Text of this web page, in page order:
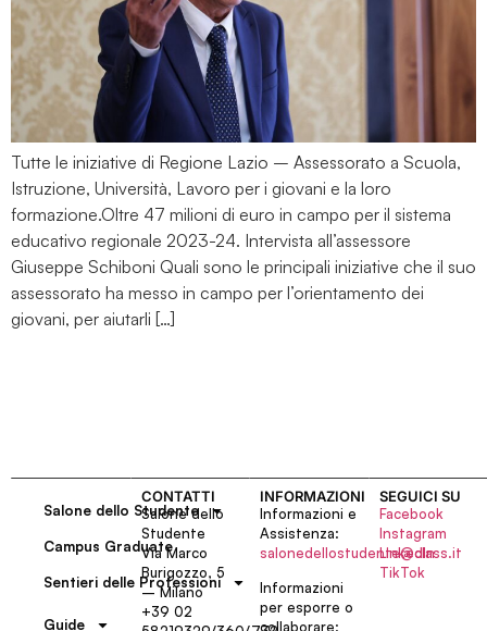
Tutte le iniziative di Regione Lazio – Assessorato a Scuola,
Istruzione, Università, Lavoro per i giovani e la loro
formazione.Oltre 47 milioni di euro in campo per il sistema
educativo regionale 2023-24. Intervista all’assessore
Giuseppe Schiboni Quali sono le principali iniziative che il suo
assessorato ha messo in campo per l’orientamento dei
giovani, per aiutarli […]
Salone dello Studente
Campus Graduate
Sentieri delle Professioni
Guide
CONTATTI
Salone dello
Studente
Via Marco
Burigozzo, 5
– Milano
+39 02
INFORMAZIONI
Informazioni e
Assistenza:
salonedellostudente@class.it
Informazioni
per esporre o
collaborare:
SEGUICI SU
Facebook
Instagram
LinkedIn
TikTok